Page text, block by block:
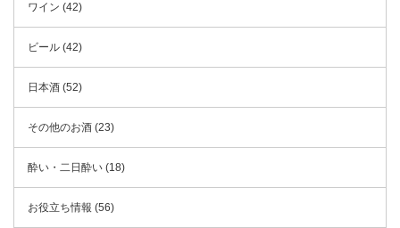
ワイン (42)
ビール (42)
日本酒 (52)
その他のお酒 (23)
酔い・二日酔い (18)
お役立ち情報 (56)